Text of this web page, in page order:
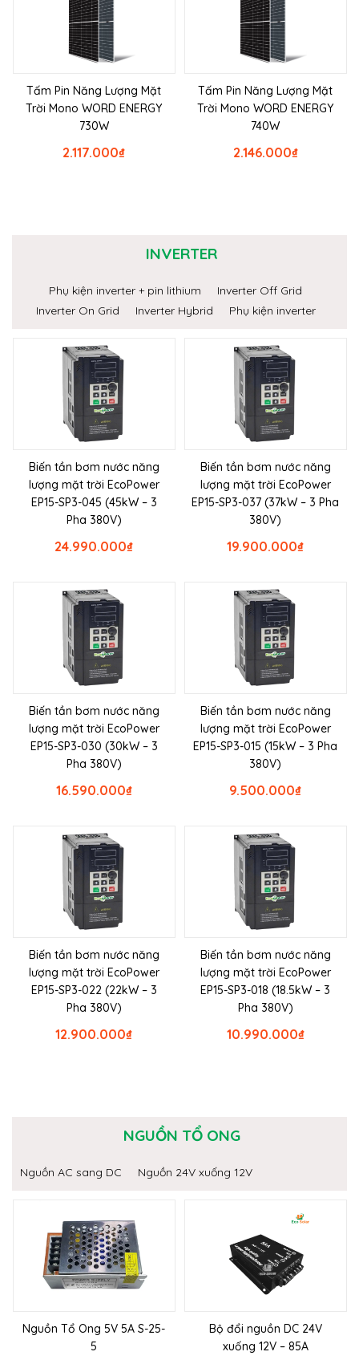
Tấm Pin Năng Lượng Mặt
Trời Mono WORD ENERGY
730W
₫
2.117.000
Tấm Pin Năng Lượng Mặt
Trời Mono WORD ENERGY
740W
₫
2.146.000
INVERTER
Phụ kiện inverter + pin lithium
Inverter Off Grid
Inverter On Grid
Inverter Hybrid Phụ kiện inverter
Biến tần bơm nước năng
lượng mặt trời EcoPower
EP15-SP3-045 (45kW – 3
Pha 380V)
₫
24.990.000
Biến tần bơm nước năng
lượng mặt trời EcoPower
EP15-SP3-037 (37kW – 3 Pha
380V)
₫
19.900.000
Biến tần bơm nước năng
lượng mặt trời EcoPower
EP15-SP3-030 (30kW – 3
Pha 380V)
₫
16.590.000
Biến tần bơm nước năng
lượng mặt trời EcoPower
EP15-SP3-015 (15kW – 3 Pha
380V)
₫
9.500.000
Biến tần bơm nước năng
lượng mặt trời EcoPower
EP15-SP3-022 (22kW – 3
Pha 380V)
₫
12.900.000
Biến tần bơm nước năng
lượng mặt trời EcoPower
EP15-SP3-018 (18.5kW – 3
Pha 380V)
₫
10.990.000
NGUỒN TỔ ONG
Nguồn AC sang DC Nguồn 24V xuống 12V
Nguồn Tổ Ong 5V 5A S-25-
5
Bộ đổi nguồn DC 24V
xuống 12V – 85A